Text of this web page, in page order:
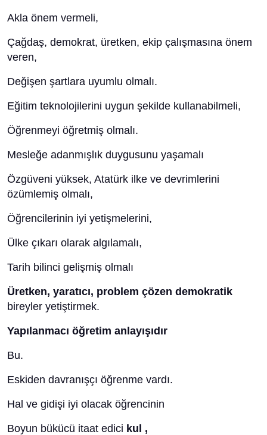
Akla önem vermeli,
Çağdaş, demokrat, üretken, ekip çalışmasına önem
veren,
Değişen şartlara uyumlu olmalı.
Eğitim teknolojilerini uygun şekilde kullanabilmeli,
Öğrenmeyi öğretmiş olmalı.
Mesleğe adanmışlık duygusunu yaşamalı
Özgüveni yüksek, Atatürk ilke ve devrimlerini
özümlemiş olmalı,
Öğrencilerinin iyi yetişmelerini,
Ülke çıkarı olarak algılamalı,
Tarih bilinci gelişmiş olmalı
Üretken, yaratıcı, problem çözen demokratik
bireyler yetiştirmek.
Yapılanmacı öğretim anlayışıdır
Bu.
Eskiden davranışçı öğrenme vardı.
Hal ve gidişi iyi olacak öğrencinin
Boyun bükücü itaat edici kul ,